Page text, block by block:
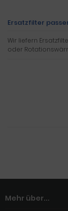
Ersatzfilter
Wir liefern
oder
Mehr über...